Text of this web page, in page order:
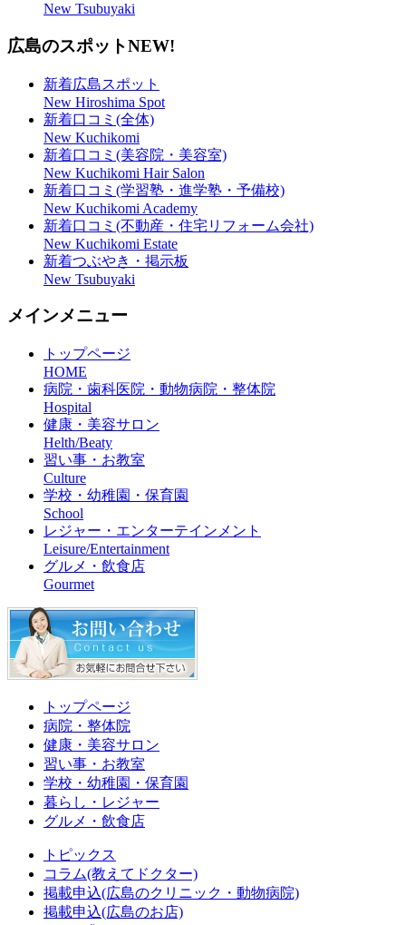
New Tsubuyaki
広島のスポットNEW!
新着広島スポット
New Hiroshima Spot
新着口コミ(全体)
New Kuchikomi
新着口コミ(美容院・美容室)
New Kuchikomi Hair Salon
新着口コミ(学習塾・進学塾・予備校)
New Kuchikomi Academy
新着口コミ(不動産・住宅リフォーム会社)
New Kuchikomi Estate
新着つぶやき・掲示板
New Tsubuyaki
メインメニュー
トップページ
HOME
病院・歯科医院・動物病院・整体院
Hospital
健康・美容サロン
Helth/Beaty
習い事・お教室
Culture
学校・幼稚園・保育園
School
レジャー・エンターテインメント
Leisure/Entertainment
グルメ・飲食店
Gourmet
トップページ
病院・整体院
健康・美容サロン
習い事・お教室
学校・幼稚園・保育園
暮らし・レジャー
グルメ・飲食店
トピックス
コラム(教えてドクター)
掲載申込(広島のクリニック・動物病院)
掲載申込(広島のお店)